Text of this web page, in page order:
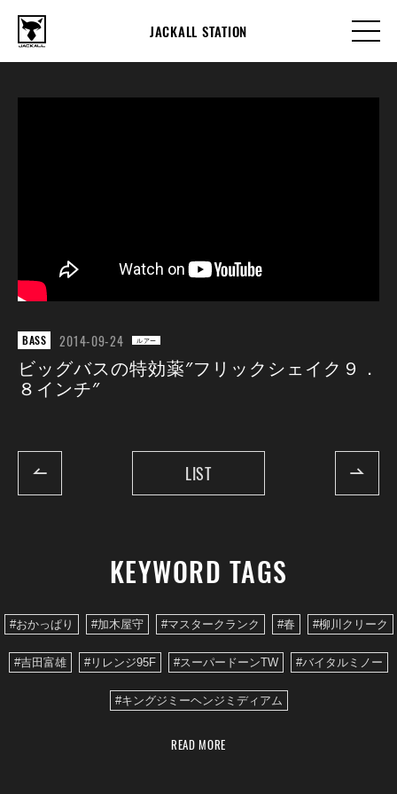
JACKALL STATION
BASS 2014-09-24 ルアー
ビッグバスの特効薬″フリックシェイク９．
８インチ″
LIST
KEYWORD TAGS
#おかっぱり #加木屋守 #マスタークランク #春 #柳川クリーク
#吉田富雄 #リレンジ95F #スーパードーンTW #バイタルミノー
#キングジミーヘンジミディアム
READ MORE